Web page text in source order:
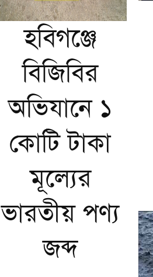
হবিগঞ্জে
বিজিবির
অভিযানে ১
কোটি টাকা
মূল্যের
ভারতীয় পণ্য
জব্দ